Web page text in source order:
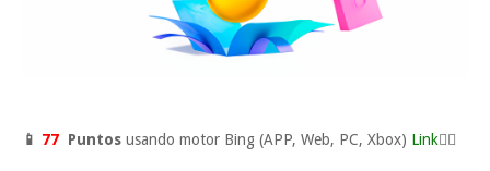
📱 77 Puntos usando motor Bing (APP, Web, PC, Xbox) Link👈🏼